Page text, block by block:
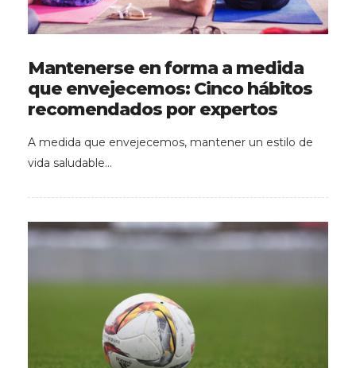
Mantenerse en forma a medida
que envejecemos: Cinco hábitos
recomendados por expertos
A medida que envejecemos, mantener un estilo de
vida saludable…